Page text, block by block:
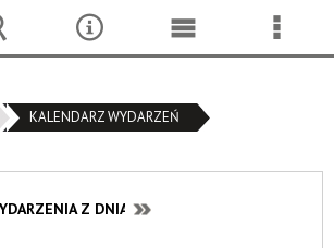
KALENDARZ WYDARZEŃ
Z DNIA:
NarzędziaMenu
Menu